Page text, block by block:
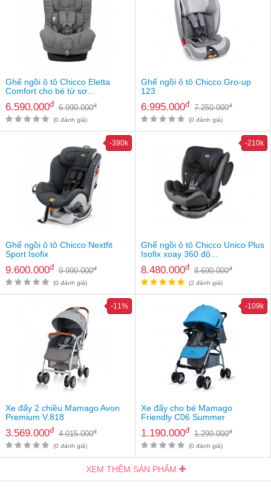
Ghế ngồi ô tô Chicco Eletta
Comfort cho bé từ sơ...
6.590.000đ 6.990.000đ
(0 đánh giá)
Ghế ngồi ô tô Chicco Gro-up
123
6.995.000đ 7.250.000đ
(0 đánh giá)
Ghế ngồi ô tô Chicco Nextfit
Sport Isofix
9.600.000đ 9.990.000đ
-390k
(0 đánh giá)
Ghế ngồi ô tô Chicco Unico Plus
Isofix xoay 360 độ...
8.480.000đ 8.690.000đ
-210k
(2 đánh giá)
Xe đẩy 2 chiều Mamago Avon
Premium V.818
3.569.000đ 4.015.000đ
-11%
(0 đánh giá)
Xe đẩy cho bé Mamago
Friendly C06 Summer
1.190.000đ 1.299.000đ
-109k
(0 đánh giá)
XEM THÊM SẢN PHẨM